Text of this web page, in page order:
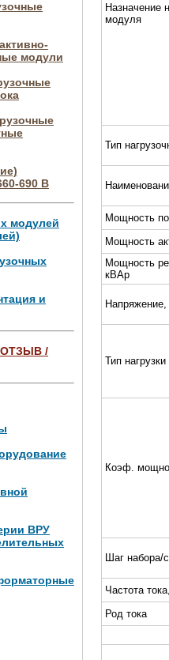
модули
690 В
модулей
и
/
ВРУ
4 МВт,
кВт (4
Назначение
модуля
Тип
Мощность
Мощность
Мощность
кВАр
Тип нагрузки
Коэф.
Шаг набора/
Частота
Род тока